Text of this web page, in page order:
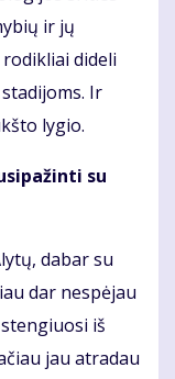
ir jų
dideli
Ir
lygio.
su
dabar su
dar nespėjau
iš
jau atradau